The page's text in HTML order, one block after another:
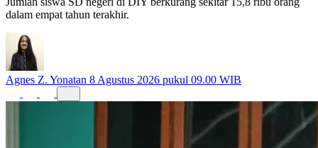
dalam empat tahun terakhir.
Agnes Z. Yonatan 8 Agustus 2026 pukul 09.00 WIB